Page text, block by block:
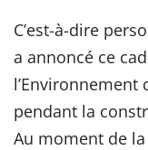
C’est-à-dire
a annoncé ce
pendant la
Au moment de